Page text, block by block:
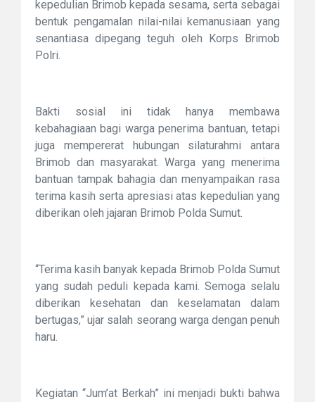
kepedulian Brimob kepada sesama, serta sebagai
bentuk pengamalan nilai-nilai kemanusiaan yang
senantiasa dipegang teguh oleh Korps Brimob
Polri.
Bakti sosial ini tidak hanya membawa
kebahagiaan bagi warga penerima bantuan, tetapi
juga mempererat hubungan silaturahmi antara
Brimob dan masyarakat. Warga yang menerima
bantuan tampak bahagia dan menyampaikan rasa
terima kasih serta apresiasi atas kepedulian yang
diberikan oleh jajaran Brimob Polda Sumut.
“Terima kasih banyak kepada Brimob Polda Sumut
yang sudah peduli kepada kami. Semoga selalu
diberikan kesehatan dan keselamatan dalam
bertugas,” ujar salah seorang warga dengan penuh
haru.
Kegiatan “Jum’at Berkah” ini menjadi bukti bahwa